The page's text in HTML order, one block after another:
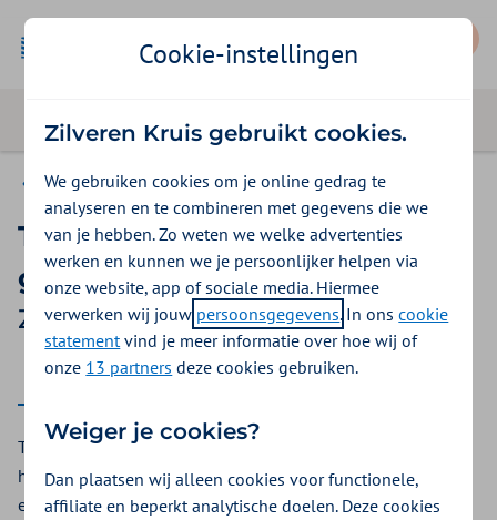
Vergoedingen
Tandartskosten voor
gehandicapten
Zilveren Kruis vergoeding 2025
2025 2026
Tandartsbehandelingen waarbij de zorgverlener rekening
houdt met bijzondere problemen. Bij Zilveren Kruis krijgt u
een vergoeding hiervoor.
Cookie-instellingen
Zilveren Kruis gebruikt cookies.
We gebruiken cookies om je online gedrag te
analyseren en te combineren met gegevens die we
van je hebben. Zo weten we welke advertenties
werken en kunnen we je persoonlijker helpen via
onze website, app of sociale media. Hiermee
verwerken wij jouw persoonsgegevens. In onscookie
statementvind je meer informatie over hoe wij of
onze 13 partners deze cookies gebruiken.
Weiger je cookies?
Dan plaatsen wij alleen cookies voor functionele,
affiliate en beperkt analytische doelen. Deze cookies